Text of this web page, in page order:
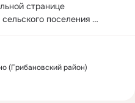
странице
поселения
освещения
поселения, а также
главой администрации. В
актуальные
(Грибановский район)